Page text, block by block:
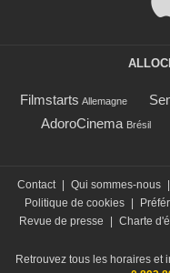
Filmstarts Allemagne
AdoroCinema Brésil
Contact Qui sommes-nous
Politique de cookies
Revue de presse
Charte
Retrouvez tous les horaires et